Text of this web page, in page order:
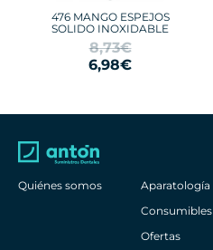
476 MANGO ESPEJOS
SOLIDO INOXIDABLE
8,73€
6,98€
Quiénes somos
Aparatología
Consumibles
Ofertas